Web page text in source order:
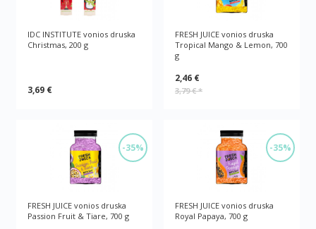
IDC INSTITUTE vonios druska
Christmas, 200 g
3,69 €
FRESH JUICE vonios druska
Tropical Mango & Lemon, 700
g
2,46 €
3,79 €*
-35%
FRESH JUICE vonios druska
Passion Fruit & Tiare, 700 g
-35%
FRESH JUICE vonios druska
Royal Papaya, 700 g